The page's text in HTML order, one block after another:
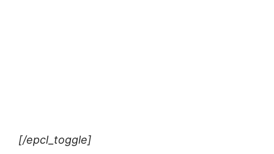
[/epcl_toggle]